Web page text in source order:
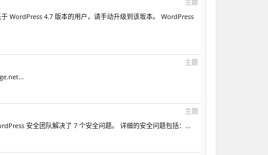
主题
WordPress 4.7 版本的用户，请手动升级到该坂本。 WordPress
主题
主题
安全团队解决了 7 个安全问题。 详细的安全问题包括：...